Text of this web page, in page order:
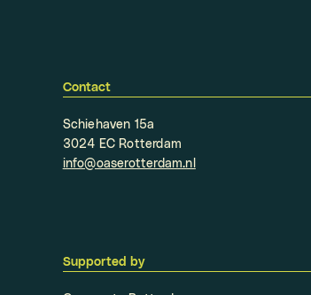
Contact
Schiehaven 15a
3024 EC Rotterdam
info@oaserotterdam.nl
Supported by